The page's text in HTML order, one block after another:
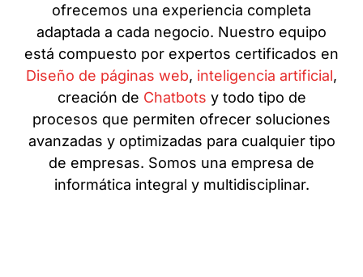
ofrecemos una experiencia completa
adaptada a cada negocio. Nuestro equipo
está compuesto por expertos certificados en
Diseño de páginas web, inteligencia artificial,
creación de Chatbots y todo tipo de
procesos que permiten ofrecer soluciones
avanzadas y optimizadas para cualquier tipo
de empresas. Somos una empresa de
informática integral y multidisciplinar.